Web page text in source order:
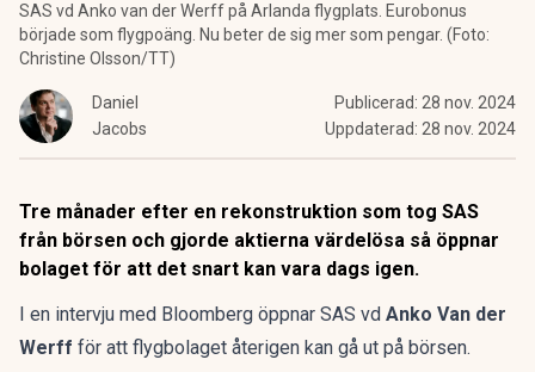
SAS vd Anko van der Werff på Arlanda flygplats. Eurobonus
började som flygpoäng. Nu beter de sig mer som pengar. (Foto:
Christine Olsson/TT)
Daniel
Jacobs
Publicerad: 28 nov. 2024
Uppdaterad: 28 nov. 2024
Tre månader efter en rekonstruktion som tog SAS
från börsen och gjorde aktierna värdelösa så öppnar
bolaget för att det snart kan vara dags igen.
I en intervju med Bloomberg öppnar SAS vd Anko Van der
Werff för att flygbolaget återigen kan gå ut på börsen.